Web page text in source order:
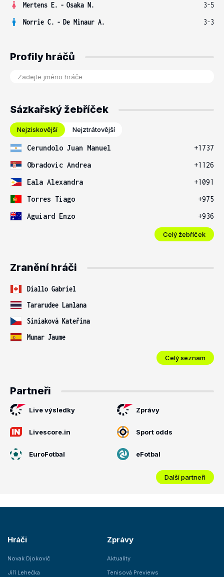
Mertens E. - Osaka N.
3-5
Norrie C. - De Minaur A. 3-3
Profily hráčů
Sázkařský žebříček
Nejziskovější Nejztrátovější
Cerundolo Juan Manuel
+1737
Obradovic Andrea
+1126
Eala Alexandra
+1091
Torres Tiago
+975
Aguiard Enzo
+936
Celý žebříček
Zranění hráči
Diallo Gabriel
Tararudee Lanlana
Siniaková Kateřina
Munar Jaume
Celý seznam
Partneři
Live výsledky Zprávy
Livescore.in Sport odds
EuroFotbal eFotbal
Další partneři
Hráči
Novak Djokovič
Jiří Lehečka
Zprávy
Aktuality
Tenisová Previews